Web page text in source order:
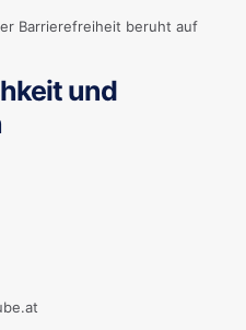
Barrierefreiheit beruht auf
und